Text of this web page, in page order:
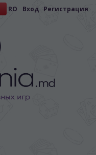
RO Вход Регистрация